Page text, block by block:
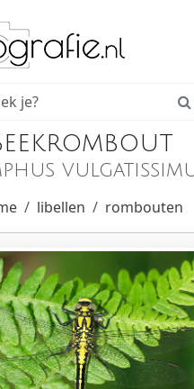
libellen rombouten